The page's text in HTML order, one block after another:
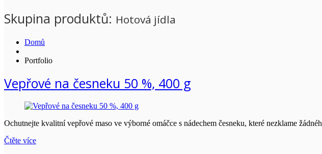
Skupina produktů: Hotová jídla
Domů
Portfolio
Vepřové na česneku 50 %, 400 g
Ochutnejte kvalitní vepřové maso ve výborné omáčce s nádechem česneku, které nezklame
Čtěte více